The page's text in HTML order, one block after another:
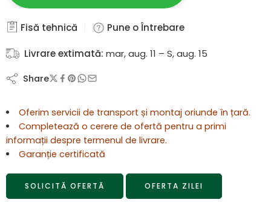
Fisă tehnică Pune o Întrebare
Livrare extimată: mar, aug. 11 – S, aug. 15
Share
Oferim servicii de transport și montaj oriunde în țară.
Completează o cerere de ofertă pentru a primi
informații despre termenul de livrare.
Garanție certificată
SOLICITĂ OFERTĂ OFERTA ZILEI